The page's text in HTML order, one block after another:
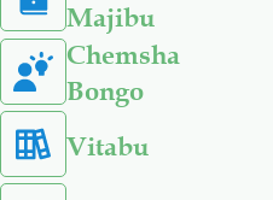
Majibu
Chemsha
Bongo
Vitabu